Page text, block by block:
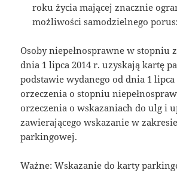
roku życia mającej znacznie
możliwości samodzielnego
Osoby niepełnosprawne w stopniu
dnia 1 lipca 2014 r. uzyskają kartę
podstawie wydanego od dnia 1 lipca
orzeczenia o stopniu
orzeczenia o wskazaniach do ulg i
zawierającego wskazanie w
parkingowej.
Ważne: Wskazanie do karty